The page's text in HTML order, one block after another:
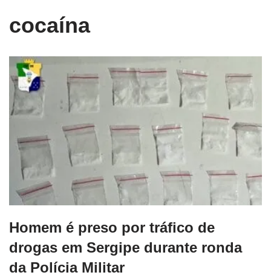
cocaína
Homem é preso por tráfico de
drogas em Sergipe durante ronda
da Polícia Militar